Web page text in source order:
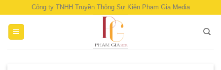
content
Công ty TNHH Truyền Thông Sự Kiện Phạm Gia Media